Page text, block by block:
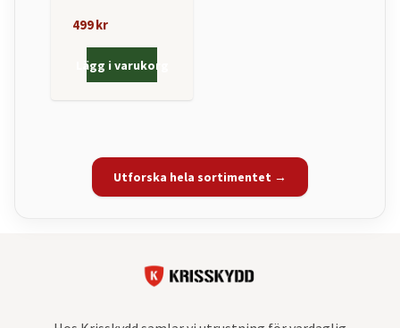
499 kr
Lägg i varukorg
Utforska hela sortimentet →